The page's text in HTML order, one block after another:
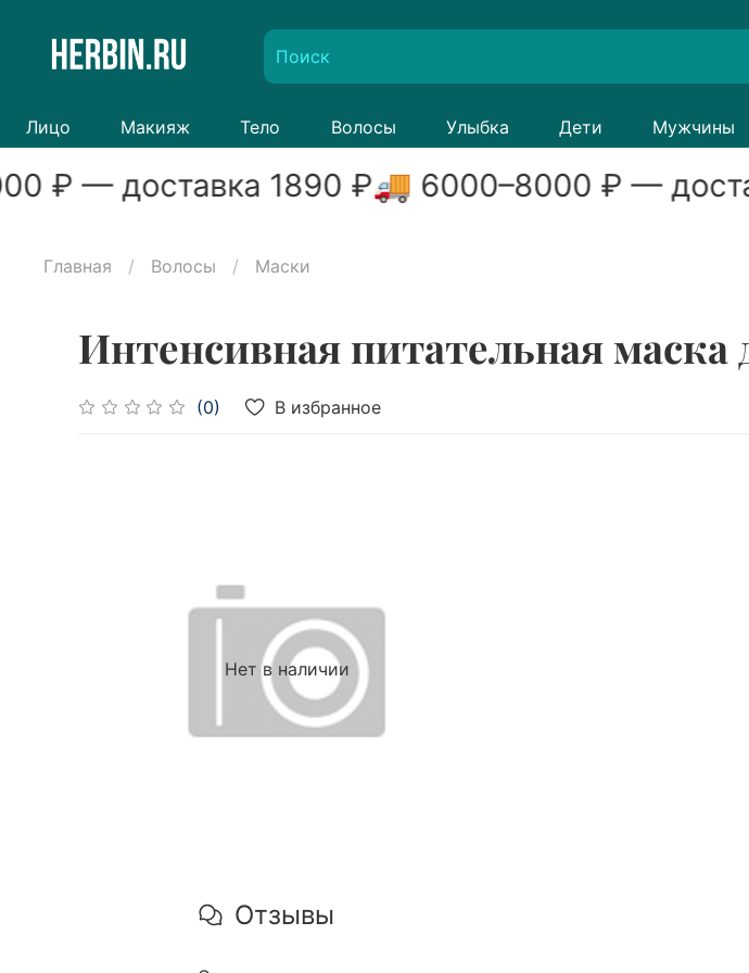
Лицо Макияж Тело Волосы Улыбка Дети Мужчины
₽ — доставка 1890₽🚚 6000–8000₽ —
Главная Волосы Маски
Интенсивная питательная маска
(0) В избранное
Нет в наличии
Отзывы